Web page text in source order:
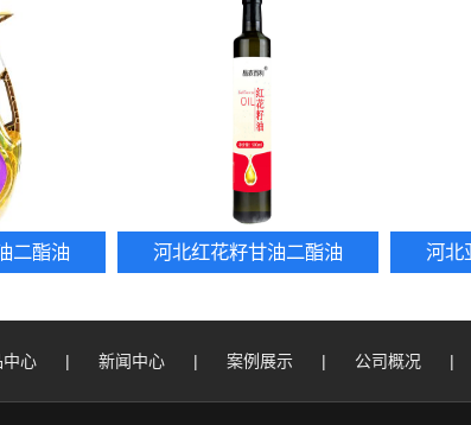
二酯油 河北红花籽甘油二酯油 河北
中心 | 新闻中心 | 案例展示 | 公司概况 |